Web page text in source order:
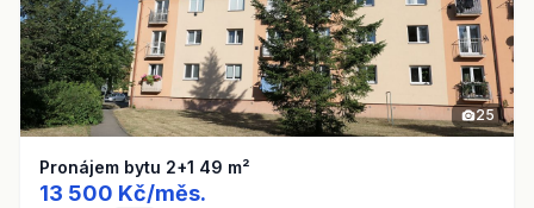
25
Pronájem bytu 2+1 49 m²
13 500 Kč/měs.